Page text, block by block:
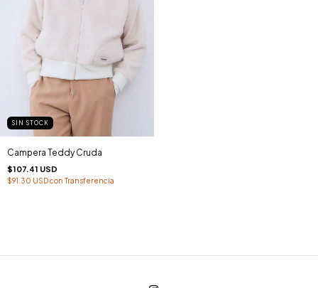
SIN STOCK
Campera Teddy Cruda
$107.41 USD
$91.30 USDcon Transferencia